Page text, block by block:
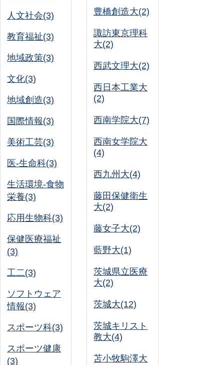
人文社会(3)
教育福祉(3)
地域政策(3)
文化(3)
地域創造(3)
国際情報(3)
美術工芸(3)
医-生命科(3)
生活環境-食物
栄養(3)
応用生物科(3)
保健医療福祉
(3)
工二(3)
ソフトウェア
情報(3)
スポーツ科(3)
スポーツ健康
(3)
豊橋創造大(2)
諏訪東京理科
大(2)
西武文理大(2)
西日本工業大
(2)
西南学院大(7)
西南女学院大
(4)
西九州大(4)
藤田保健衛生
大(2)
藤女子大(2)
藍野大(1)
茨城県立医療
大(2)
茨城大(12)
茨城キリスト
教大(4)
苫小牧駒澤大